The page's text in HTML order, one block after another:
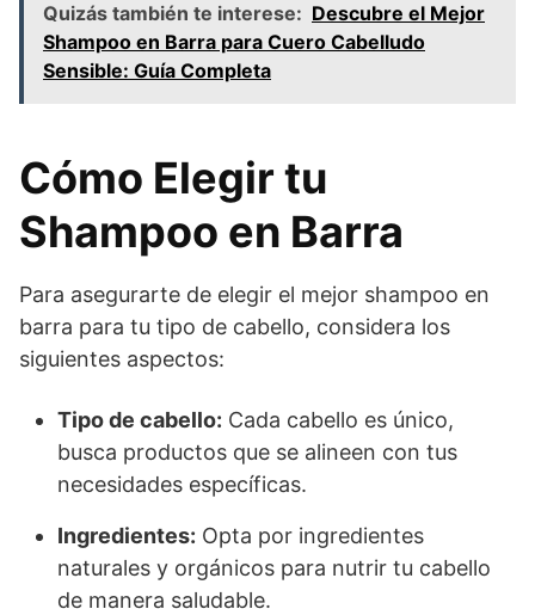
Quizás también te interese: Descubre el Mejor
Shampoo en Barra para Cuero Cabelludo
Sensible: Guía Completa
Cómo Elegir tu
Shampoo en Barra
Para asegurarte de elegir el mejor shampoo en
barra para tu tipo de cabello, considera los
siguientes aspectos:
Tipo de cabello: Cada cabello es único,
busca productos que se alineen con tus
necesidades específicas.
Ingredientes: Opta por ingredientes
naturales y orgánicos para nutrir tu cabello
de manera saludable.